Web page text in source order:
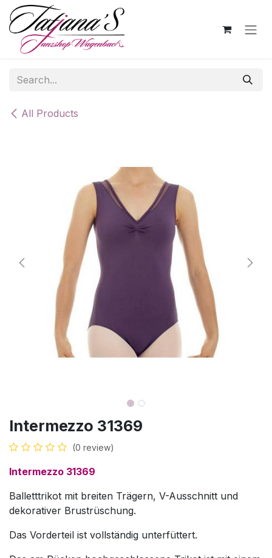
Skip to Content
All Products
Intermezzo 31369
(0 review)
Intermezzo 31369
Balletttrikot mit breiten Trägern, V-Ausschnitt und
dekorativer Brustrüschung.
Das Vorderteil ist vollständig unterfüttert.